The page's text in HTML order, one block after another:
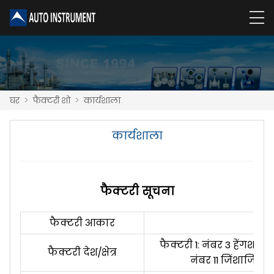
घर > फैक्टरी शो > कार्यशाला
कार्यशाला
फैक्टरी सूचना
फैक्टरी आकार
फैक्टरी देश/क्षेत्र
फैक्टरी 1: नंबर 3 हेंगशान
नंबर 11